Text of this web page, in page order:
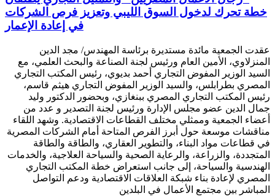
خطة تحرك لدخول السوق الليبي وتعزيز فرص الشركات
في إعادة الإعمار
عقدت الجمعية مائدة مستديرة برئاسة المهندس/ مجد الدين
المنزلاوي، الأمين العام ورئيس لجنة الصناعة والبحث العلمي، مع
السيد الوزير المفوض التجاري أحمد بديوي، رئيس المكتب التجاري
المصري بطرابلس، والسيد الوزير المفوض التجاري هيثم قاسم،
رئيس المكتب التجاري المصري ببنغازي، وبحضور الدكتور وليد
جمال الدين عضو مجلس الإدارة ورئيس لجنة التصدير و عدد من
أعضاء الجمعية وممثلي مختلف القطاعات الاقتصادية. وشهد اللقاء
مناقشات موسعة حول أبرز الفرص المتاحة أمام الشركات المصرية
في قطاعات مواد البناء، والتطوير العقاري، والطاقة والطاقة
المتجددة، والزراعة، والرعاية الصحية والسياحة العلاجية، والخدمات
الهندسية والسياحة، إلى جانب استعراض خطة المكتب التجاري
المصري لإعادة بناء شبكة العلاقات الاقتصادية ودعم التواصل
المباشر بين مجتمع الأعمال في البلدين